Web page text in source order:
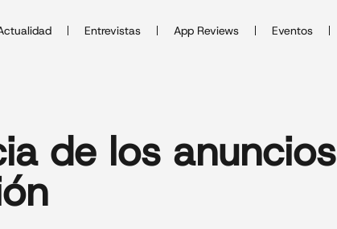
Entrevistas App Reviews Eventos
de los anuncios